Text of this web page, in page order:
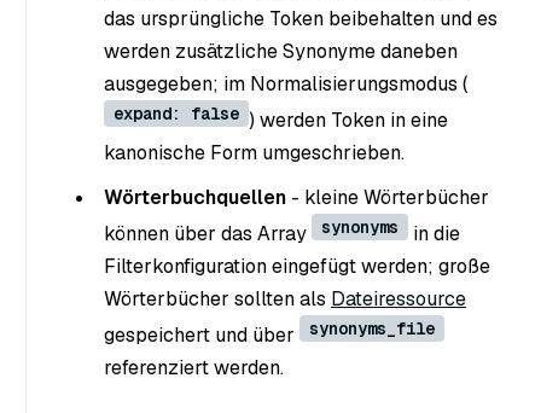
das ursprüngliche Token beibehalten und es
werden zusätzliche Synonyme daneben
ausgegeben; im Normalisierungsmodus (
expand: false ) werden Token in eine
kanonische Form umgeschrieben.
Wörterbuchquellen - kleine Wörterbücher
können über das Array
synonyms
in die
Filterkonfiguration eingefügt werden; große
Wörterbücher sollten als Dateiressource
gespeichert und über
synonyms_file
referenziert werden.